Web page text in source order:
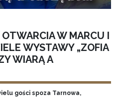
W MARCU I
WYSTAWY „ZOFIA
WIARĄ A
gości spoza Tarnowa,